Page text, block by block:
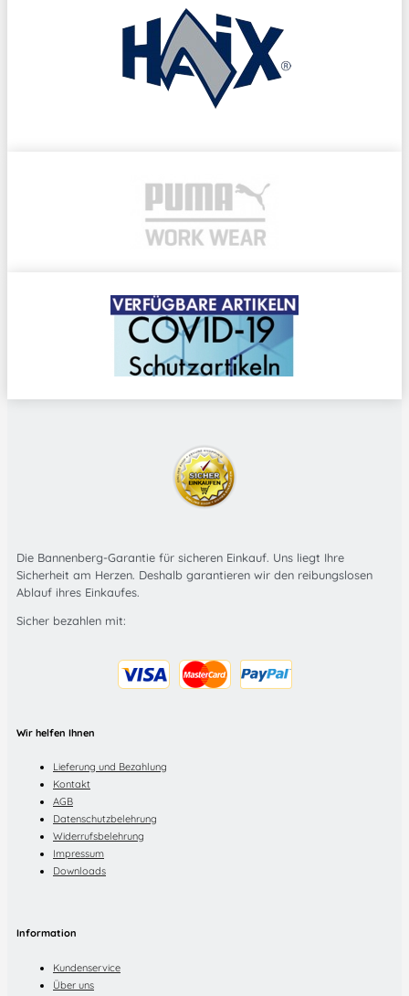
Die Bannenberg-Garantie für sicheren Einkauf. Uns liegt Ihre
Sicherheit am Herzen. Deshalb garantieren wir den reibungslosen
Ablauf ihres Einkaufes.
Sicher bezahlen mit:
Wir helfen Ihnen
Lieferung und Bezahlung
Kontakt
AGB
Datenschutzbelehrung
Widerrufsbelehrung
Impressum
Downloads
Information
Kundenservice
Über uns